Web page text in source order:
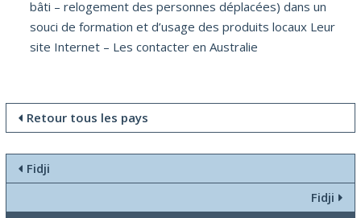
bâti – relogement des personnes déplacées) dans un
souci de formation et d’usage des produits locaux Leur
site Internet – Les contacter en Australie
Retour tous les pays
Fidji
Fidji